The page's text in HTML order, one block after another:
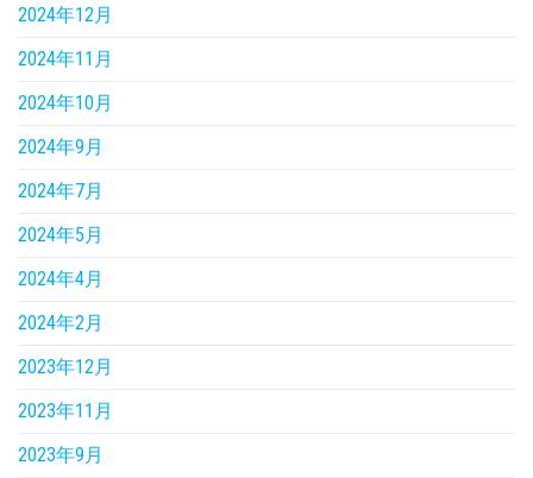
2024年12月
2024年11月
2024年10月
2024年9月
2024年7月
2024年5月
2024年4月
2024年2月
2023年12月
2023年11月
2023年9月